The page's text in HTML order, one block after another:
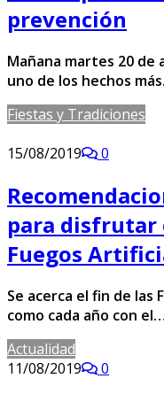
prevención
Mañana martes 20 de
uno de los hechos
Fiestas y Tradiciones
15/08/2019
0
para disfrutar
Fuegos
Se acerca el fin de las
como cada año con el…
Actualidad
11/08/2019
0